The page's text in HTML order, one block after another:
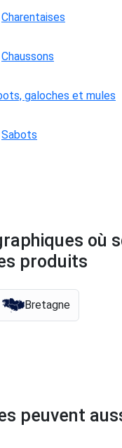
Charentaises
Chaussons
galoches et mules
Sabots
où
produits
Bretagne
peuvent